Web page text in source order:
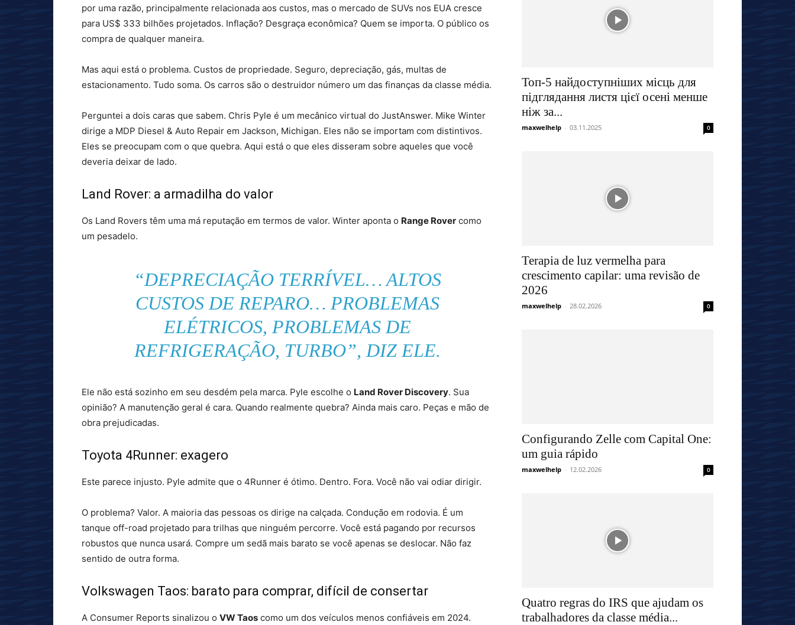
por uma razão, principalmente relacionada aos custos, mas o mercado de SUVs nos EUA cresce
para US$ 333 bilhões projetados. Inflação? Desgraça econômica? Quem se importa. O público os
compra de qualquer maneira.
Mas aqui está o problema. Custos de propriedade. Seguro, depreciação, gás, multas de
estacionamento. Tudo soma. Os carros são o destruidor número um das finanças da classe média.
Perguntei a dois caras que sabem. Chris Pyle é um mecânico virtual do JustAnswer. Mike Winter
dirige a MDP Diesel & Auto Repair em Jackson, Michigan. Eles não se importam com distintivos.
Eles se preocupam com o que quebra. Aqui está o que eles disseram sobre aqueles que você
deveria deixar de lado.
Land Rover: a armadilha do valor
Os Land Rovers têm uma má reputação em termos de valor. Winter aponta o Range Rover como
um pesadelo.
“DEPRECIAÇÃO TERRÍVEL… ALTOS
CUSTOS DE REPARO… PROBLEMAS
ELÉTRICOS, PROBLEMAS DE
REFRIGERAÇÃO, TURBO”, DIZ ELE.
Ele não está sozinho em seu desdém pela marca. Pyle escolhe o Land Rover Discovery. Sua
opinião? A manutenção geral é cara. Quando realmente quebra? Ainda mais caro. Peças e mão de
obra prejudicadas.
Toyota 4Runner: exagero
Este parece injusto. Pyle admite que o 4Runner é ótimo. Dentro. Fora. Você não vai odiar dirigir.
O problema? Valor. A maioria das pessoas os dirige na calçada. Condução em rodovia. É um
tanque off-road projetado para trilhas que ninguém percorre. Você está pagando por recursos
robustos que nunca usará. Compre um sedã mais barato se você apenas se deslocar. Não faz
sentido de outra forma.
Volkswagen Taos: barato para comprar, difícil de consertar
A Consumer Reports sinalizou o VW Taos como um dos veículos menos confiáveis em 2024.
Топ-5 найдоступніших місць для
підглядання листя цієї осені менше
ніж за...
maxwelhelp - 03.11.2025 0
Terapia de luz vermelha para
crescimento capilar: uma revisão de
2026
maxwelhelp - 28.02.2026 0
Configurando Zelle com Capital One:
um guia rápido
maxwelhelp - 12.02.2026 0
Quatro regras do IRS que ajudam os
trabalhadores da classe média...